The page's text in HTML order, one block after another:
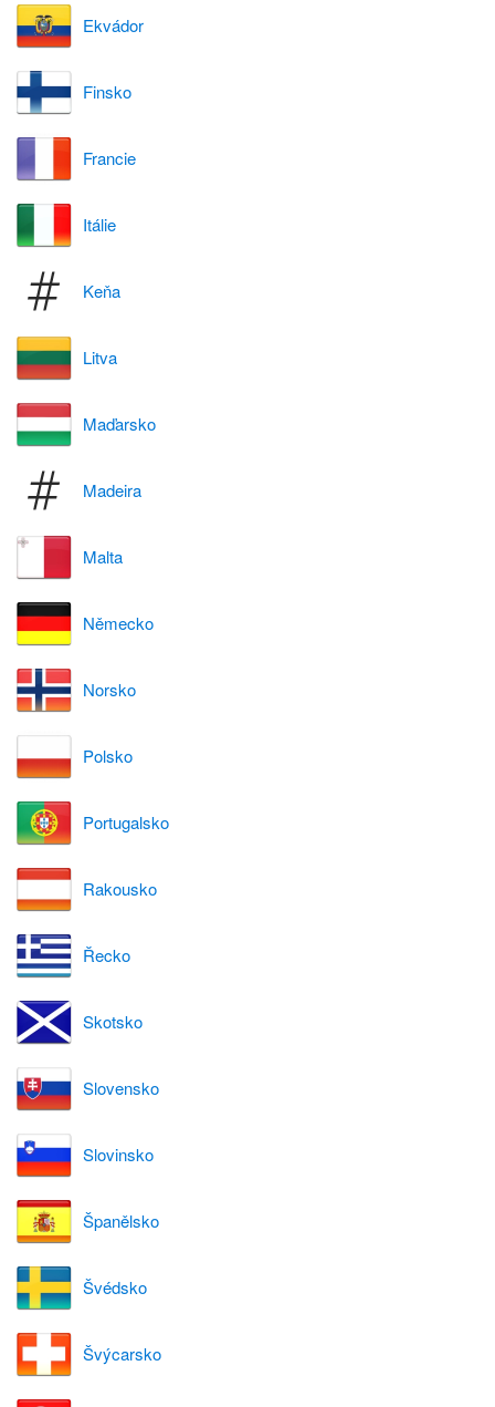
Ekvádor
Finsko
Francie
Itálie
Keňa
Litva
Maďarsko
Madeira
Malta
Německo
Norsko
Polsko
Portugalsko
Rakousko
Řecko
Skotsko
Slovensko
Slovinsko
Španělsko
Švédsko
Švýcarsko